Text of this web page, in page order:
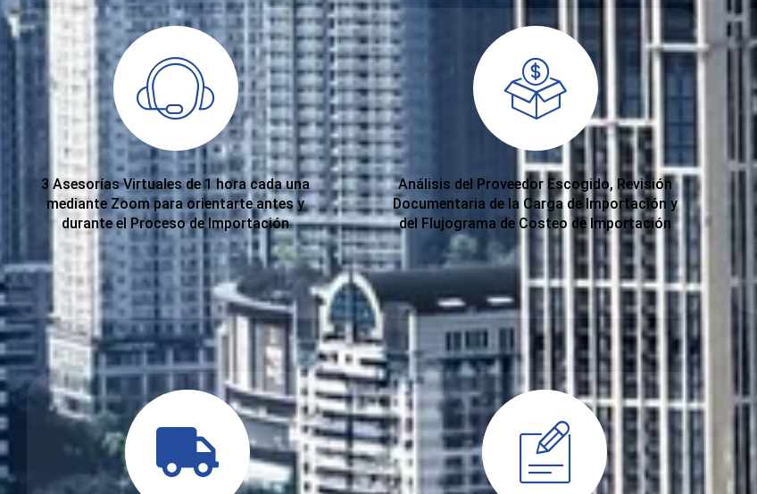
3 Asesorías Virtuales de 1 hora cada una
mediante Zoom para orientarte antes y
durante el Proceso de Importación
Análisis del Proveedor Escogido, Revisión
Documentaria de la Carga de Importación y
del Flujograma de Costeo de Importación